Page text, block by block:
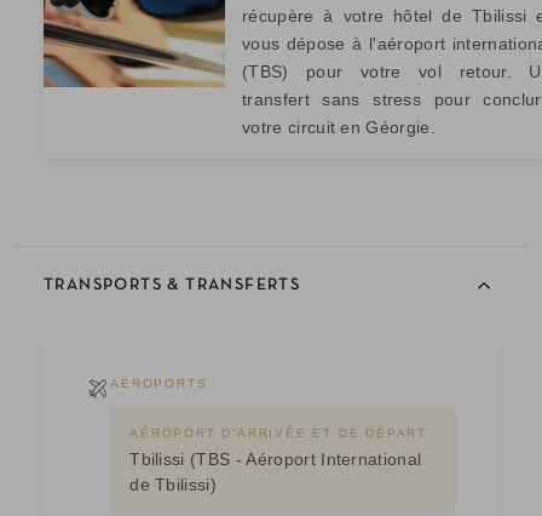
récupère à votre hôtel de Tbilissi
vous dépose à l'aéroport
(TBS) pour votre vol retour.
transfert sans stress pour
votre circuit en Géorgie.
TRANSPORTS & TRANSFERTS
AÉROPORTS
AÉROPORT D'ARRIVÉE ET DE DÉPART
Tbilissi (TBS - Aéroport International
de Tbilissi)